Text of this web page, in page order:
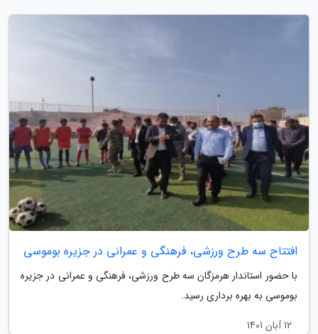
افتتاح سه طرح ورزشی، فرهنگی و عمرانی در جزیره بوموسی
با حضور استاندار هرمزگان سه طرح ورزشی، فرهنگی و عمرانی در جزیره
بوموسی به بهره برداری رسید.
12 آبان 1401